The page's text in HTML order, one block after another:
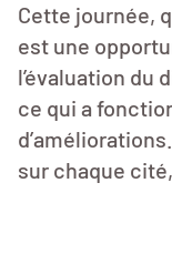
Cette journée,
est une
l’évaluation du
ce qui a
sur chaque